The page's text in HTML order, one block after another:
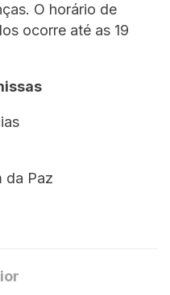
O horário de
ocorre até as 19
da Paz